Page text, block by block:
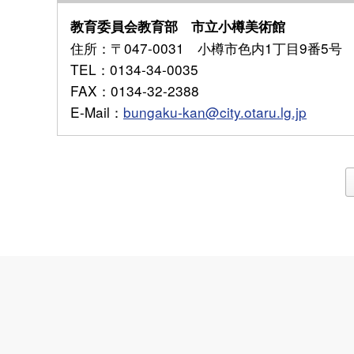
教育委員会教育部 市立小樽美術館
住所 ：〒047-0031 小樽市色内1丁目9番5号
TEL ：0134-34-0035
FAX ：0134-32-2388
E-Mail ： bungaku-kan@city.otaru.lg.jp